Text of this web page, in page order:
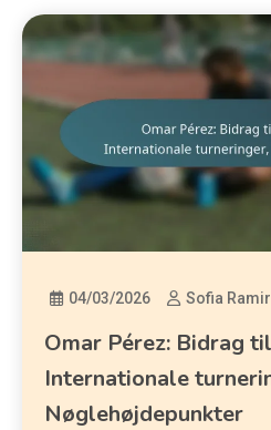
04/03/2026 Sofia
Omar Pérez: Bidrag
Internationale
Nøglehøjdepunkter